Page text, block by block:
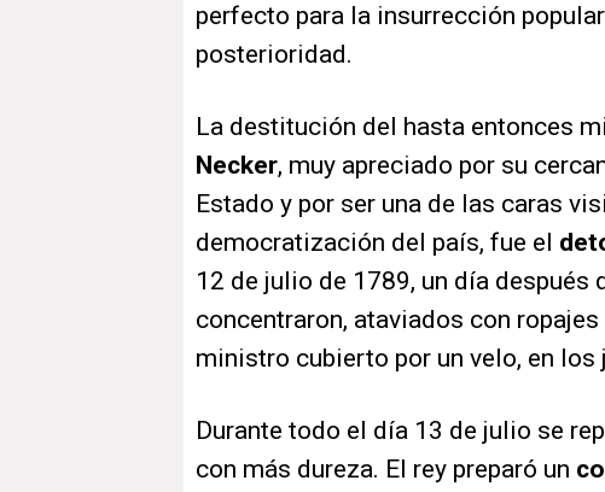
perfecto para la insurrección
posterioridad.
La destitución del hasta entonces
Necker, muy apreciado por su
Estado y por ser una de las caras
democratización del país, fue el
12 de julio de 1789, un día
concentraron, ataviados con
ministro cubierto por un velo, en
Durante todo el día 13 de julio se
con más dureza. El rey preparó un